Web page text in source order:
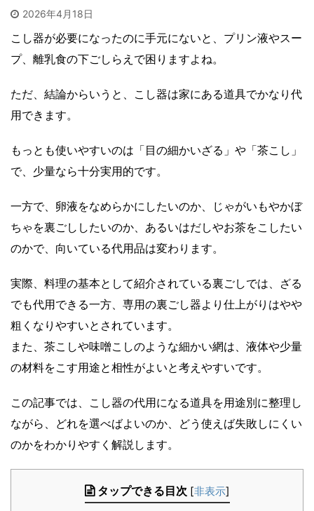
2026年4月18日
こし器が必要になったのに手元にないと、プリン液やスー
プ、離乳食の下ごしらえで困りますよね。
ただ、結論からいうと、こし器は家にある道具でかなり代
用できます。
もっとも使いやすいのは「目の細かいざる」や「茶こし」
で、少量なら十分実用的です。
一方で、卵液をなめらかにしたいのか、じゃがいもやかぼ
ちゃを裏ごししたいのか、あるいはだしやお茶をこしたい
のかで、向いている代用品は変わります。
実際、料理の基本として紹介されている裏ごしでは、ざる
でも代用できる一方、専用の裏ごし器より仕上がりはやや
粗くなりやすいとされています。
また、茶こしや味噌こしのような細かい網は、液体や少量
の材料をこす用途と相性がよいと考えやすいです。
この記事では、こし器の代用になる道具を用途別に整理し
ながら、どれを選べばよいのか、どう使えば失敗しにくい
のかをわかりやすく解説します。
タップできる目次 [非表示]